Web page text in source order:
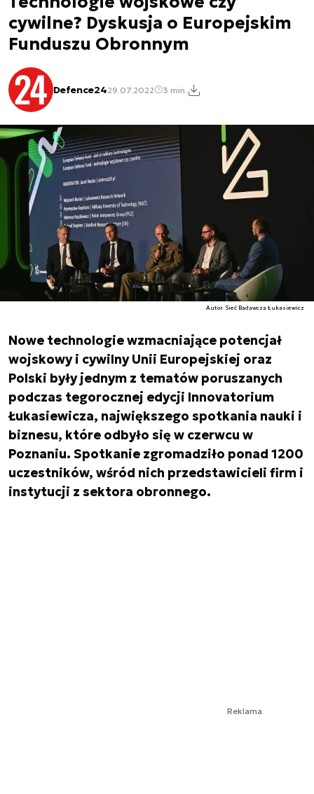
cywilne? Dyskusja o Europejskim
Funduszu Obronnym
Defence2429.07.2022 3 min.
Autor. Sieć Badawcza Łukasiewicz
Nowe technologie wzmacniające potencjał
wojskowy i cywilny Unii Europejskiej oraz
Polski były jednym z tematów poruszanych
podczas tegorocznej edycji Innovatorium
Łukasiewicza, największego spotkania nauki i
biznesu, które odbyło się w czerwcu w
Poznaniu. Spotkanie zgromadziło ponad 1200
uczestników, wśród nich przedstawicieli firm i
instytucji z sektora obronnego.
Reklama